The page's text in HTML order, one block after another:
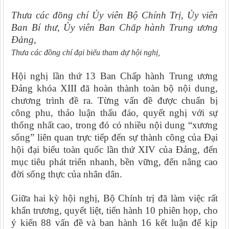
Thưa các đồng chí Ủy viên Bộ Chính Trị, Ủy viên
Ban Bí thư, Ủy viên Ban Chấp hành Trung ương
Đảng,
Thưa các đồng chí đại biểu tham dự hội nghị,
Hội nghị lần thứ 13 Ban Chấp hành Trung ương
Đảng khóa XIII đã hoàn thành toàn bộ nội dung,
chương trình đề ra. Từng vấn đề được chuẩn bị
công phu, thảo luận thấu đáo, quyết nghị với sự
thống nhất cao, trong đó có nhiều nội dung “xương
sống” liên quan trực tiếp đến sự thành công của Đại
hội đại biểu toàn quốc lần thứ XIV của Đảng, đến
mục tiêu phát triển nhanh, bền vững, đến nâng cao
đời sống thực của nhân dân.
Giữa hai kỳ hội nghị, Bộ Chính trị đã làm việc rất
khẩn trương, quyết liệt, tiến hành 10 phiên họp, cho
ý kiến 88 vấn đề và ban hành 16 kết luận để kịp